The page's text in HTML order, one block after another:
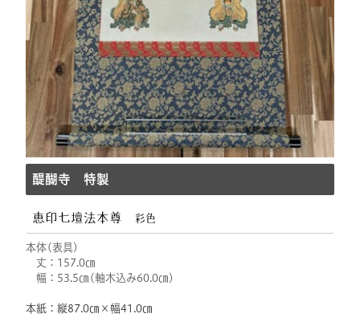
醍醐寺 特製
恵印七壇法本尊 彩色
本体(表具)
丈：157.0㎝
幅：53.5㎝(軸木込み60.0㎝)
本紙：縦87.0㎝×幅41.0㎝